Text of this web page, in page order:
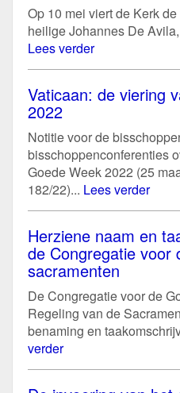
Op 10 mei viert de Kerk
heilige Johannes De
Lees verder
Vaticaan: de viering
2022
Notitie voor de
bisschoppenconferenties
Goede Week 2022 (25
182/22)... Lees verder
Herziene naam en
de Congregatie voor
sacramenten
De Congregatie voor de
Regeling van de
benaming en
verder